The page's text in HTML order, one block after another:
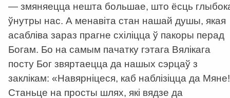
— змяняецца нешта большае, што ёсць
ўнутры нас. А менавіта стан нашай душы, якая
асабліва зараз прагне схіліцца ў пакоры перад
Богам. Бо на самым пачатку гэтага Вялікага
посту Бог звяртаецца да нашых сэрцаў з
заклікам: «Навярніцеся, каб наблізіцца да Мяне!
Станьце на просты шлях, які вядзе да